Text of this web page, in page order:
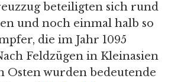
beteiligten sich rund
und noch einmal halb so
die im Jahr 1095
Feldzügen in Kleinasien
Osten wurden bedeutende